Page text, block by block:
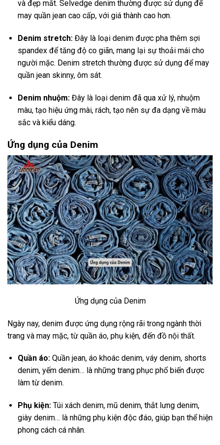
và đẹp mắt. Selvedge denim thường được sử dụng để
may quần jean cao cấp, với giá thành cao hơn.
Denim stretch:Đây là loại denim được pha thêm sợi
spandex để tăng độ co giãn, mang lại sự thoải mái cho
người mặc. Denim stretch thường được sử dụng để may
quần jean skinny, ôm sát.
Denim nhuộm:Đây là loại denim đã qua xử lý, nhuộm
màu, tạo hiệu ứng mài, rách, tạo nên sự đa dạng về màu
sắc và kiểu dáng.
Ứng dụng của Denim
Ứng dụng của Denim
Ngày nay, denim được ứng dụng rộng rãi trong ngành thời
trang và may mặc, từ quần áo, phụ kiện, đến đồ nội thất.
Quần áo:Quần jean, áo khoác denim, váy denim, shorts
denim, yếm denim… là những trang phục phổ biến được
làm từ denim.
Phụ kiện:Túi xách denim, mũ denim, thắt lưng denim,
giày denim… là những phụ kiện độc đáo, giúp bạn thể hiện
phong cách cá nhân.